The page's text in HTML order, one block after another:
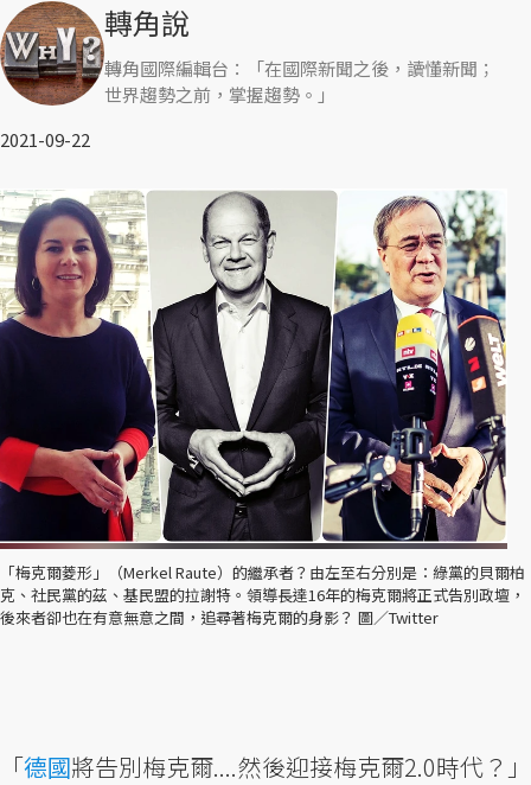
轉角說
轉角國際編輯台：「在國際新聞之後，讀懂新聞；
世界趨勢之前，掌握趨勢。」
2021-09-22
「梅克爾菱形」（Merkel Raute）的繼承者？由左至右分別是：綠黨的貝爾柏
克、社民黨的茲、基民盟的拉謝特。領導長達16年的梅克爾將正式告別政壇，
後來者卻也在有意無意之間，追尋著梅克爾的身影？ 圖／Twitter
「德國將告別梅克爾....然後迎接梅克爾2.0時代？」